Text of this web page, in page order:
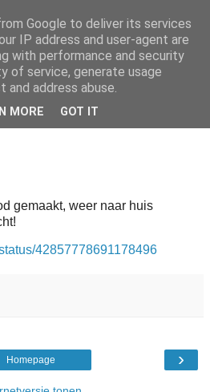
gemaakt, weer naar huis
42857778691178496
›
Homepage
Google to deliver its services
IP address and user-agent are
with performance and security
of service, generate usage
address abuse.
MORE GOT IT